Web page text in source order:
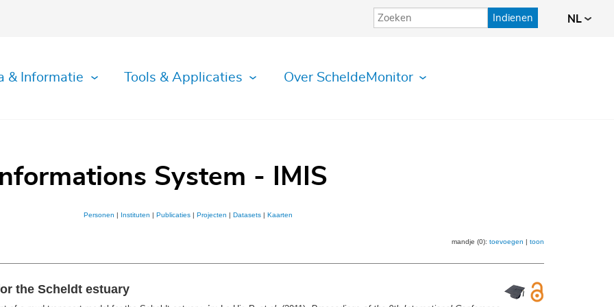
Indienen NL
& Informatie Tools & Applicaties Over ScheldeMonitor
System - IMIS
Personen Instituten Publicaties| Projecten Datasets| Kaarten
mandje (0): toevoegen | toon
the Scheldt estuary